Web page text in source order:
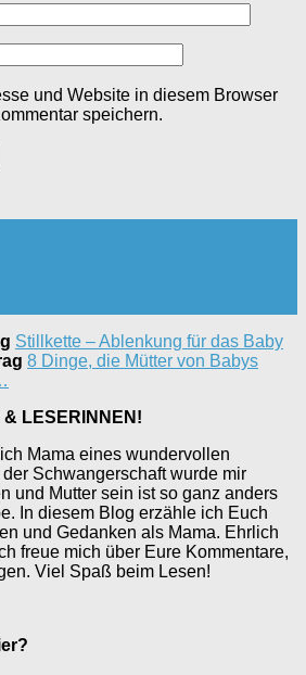
und Website in diesem Browser
speichern.
Stillkette – Ablenkung für das Baby
8 Dinge, die Mütter von Babys
LESERINNEN!
Mama eines wundervollen
Schwangerschaft wurde mir
und Mutter sein ist so ganz anders
In diesem Blog erzähle ich Euch
und Gedanken als Mama. Ehrlich
freue mich über Eure Kommentare,
Viel Spaß beim Lesen!